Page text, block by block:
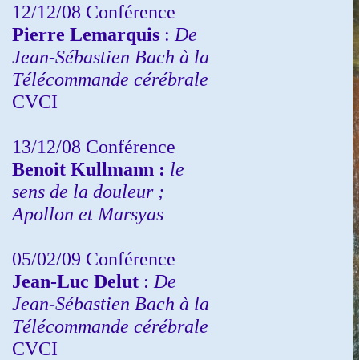
12/12/08 Conférence
Pierre Lemarquis : De
Jean-Sébastien Bach à la
Télécommande cérébrale
CVCI
13/12/08 Conférence
Benoit Kullmann : le
sens de la douleur ;
Apollon et Marsyas
05/02/09 Conférence
Jean-Luc Delut : De
Jean-Sébastien Bach à la
Télécommande cérébrale
CVCI